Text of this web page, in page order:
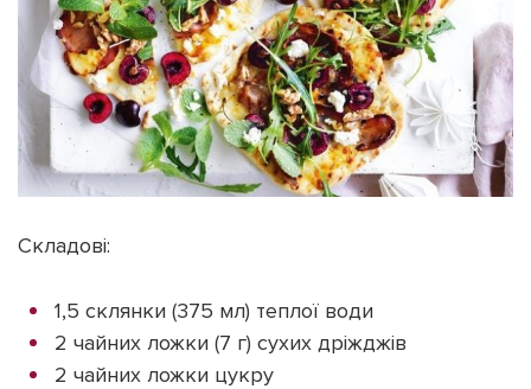
Складові:
1,5 склянки (375 мл) теплої води
2 чайних ложки (7 г) сухих дріжджів
2 чайних ложки цукру